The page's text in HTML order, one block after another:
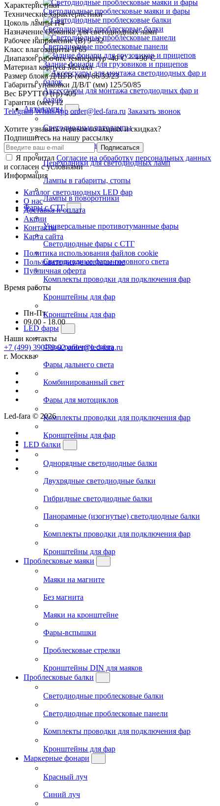
Светодиодные проблесковые маяки и фары
Светодиодные проблесковые балки
Светодиодные проблесковые панели
Задние фонари для грузовиков и прицепов
Аксессуары для монтажа светодиодных фар и
балок
Автолампы
Светодиодные автолампы
Обманки для ламп
Переходники для светодиодных ламп
Лампы в габариты, стопы
Лампы в поворотники
Фары с СТГ
Универсальные противотуманные фары
Светодиодные фары с СТГ
Светодиодные фары головного света
Комплекты проводки для подключения фар
Кронштейны для фар
Кронштейны для фар
LED фары
Фары рабочего света
Фары дальнего света
Комбинированный свет
Фары для мотоциклов
Комплекты проводки для подключения фар
Кронштейны для фар
LED балки
Однорядные светодиодные балки
Двухрядные светодиодные балки
Гибридные светодиодные балки
Панорамные (изогнутые) светодиодные балки
Комплекты проводки для подключения фар
Кронштейны для фар
Проблесковые маяки
Маяки на магните
Без магнита
Маяки на кронштейне
Фары-вспышки
Проблесковые стрелки
Кронштейны DIN для маяков
Проблесковые балки
Светодиодные проблесковые балки
Светодиодные проблесковые панели
Комплекты проводки для подключения фар
Кронштейны для фар
Маркерные фонари
Красный луч
Синий луч
Характеристики
Технические характеристики
Цоколь лампы H4
Назначение Обманка для светодиодных ламп
Рабочее напряжение (В) 9~32
Класс влагозащиты IP65
Диапазон рабочих температур -40°С ~ +90°С
Материал корпуса Металл
Размер блока Д/Ш/В (мм) 66/39/23
Габариты упаковки Д/В/Г (мм) 125/50/85
Вес БРУТТО (гр) 405
Гарантия (мес) 12
Telegram WhatsApp order@led-fara.ru Заказать звонок
Хотите узнавать первым об акциях и скидках?
Подпишитесь на нашу рассылку
Подписаться
Я прочитал Согласие на обработку персональных данных
и согласен с условиями
Информация
Каталог светодиодных LED фар
О нас
Доставка и оплата
Акции
Контакты
Карта сайта
Политика использования файлов cookie
Пользовательское соглашение
Публичная оферта
Время работы
Пн-Пт
09.00 - 18.00
Наши контакты
+7 (499) 390-79-02 order@led-fara.ru
г. Москва
Led-fara © 2026